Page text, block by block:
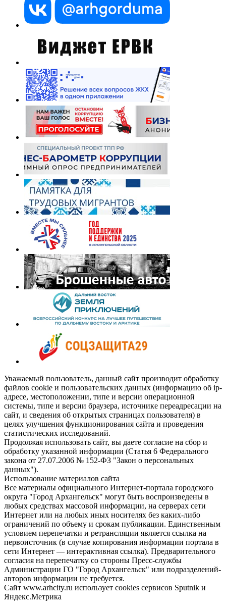
Уважаемый пользователь, данный сайт производит обработку
файлов cookie и пользовательских данных (информацию об ip-
адресе, местоположении, типе и версии операционной
системы, типе и версии браузера, источнике переадресации на
сайт, и сведения об открытых страницах пользователя) в
целях улучшения функционирования сайта и проведения
статистических исследований.
Продолжая использовать сайт, вы даете согласие на сбор и
обработку указанной информации (Статья 6 Федерального
закона от 27.07.2006 № 152-ФЗ "Закон о персональных
данных").
Использование материалов сайта
Все материалы официального Интернет-портала городского
округа "Город Архангельск" могут быть воспроизведены в
любых средствах массовой информации, на серверах сети
Интернет или на любых иных носителях без каких-либо
ограничений по объему и срокам публикации. Единственным
условием перепечатки и ретрансляции является ссылка на
первоисточник (в случае копирования информации портала в
сети Интернет — интерактивная ссылка). Предварительного
согласия на перепечатку со стороны Пресс-службы
Администрации ГО "Город Архангельск" или подразделений-
авторов информации не требуется.
Сайт www.arhcity.ru использует cookies сервисов Sputnik и
Яндекс.Метрика